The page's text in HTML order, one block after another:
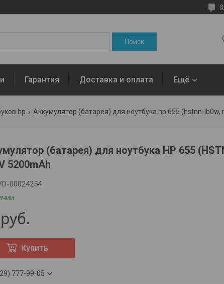
Гарантия Доставка и оплата Ещё
hp
(батарея) для ноутбука HP 655
5200mAh
00024254
руб.
Купить
777-99-05